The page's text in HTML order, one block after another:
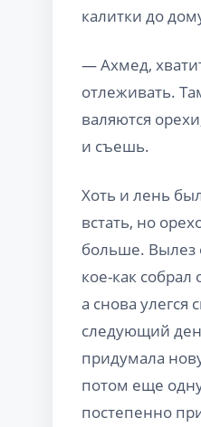
калитки до
— Ахмед,
отлеживать.
валяются
и съешь.
Хоть и лень
встать, но
больше. Вылез
кое-как собрал
а снова улегся
следующий
придумала
потом еще
постепенно